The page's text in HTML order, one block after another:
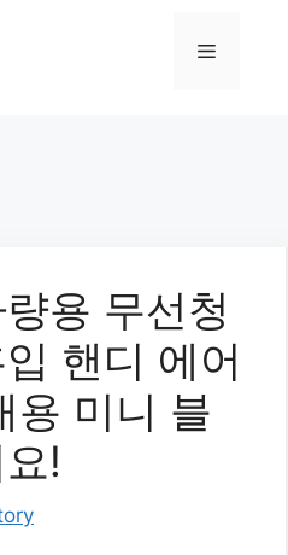
메
용 무선청
핸디 에어
용 미니 블
!